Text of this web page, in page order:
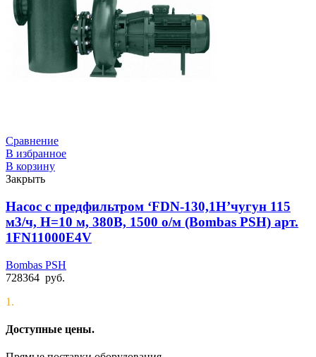
Сравнение
В избранное
В корзину
Закрыть
Насос с предфильтром ‘FDN-130,1H’чугун 115
м3/ч, Н=10 м, 380В, 1500 о/м (Bombas PSH) арт.
1FN11000E4V
Bombas PSH
728364 руб.
1.
Доступные цены.